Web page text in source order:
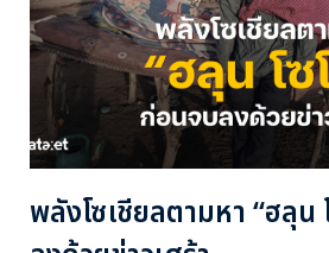
พลังโซเชียลตามหา “ฮลุน